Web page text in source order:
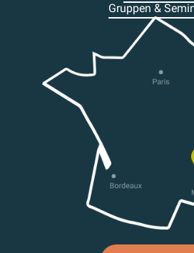
Gruppen &